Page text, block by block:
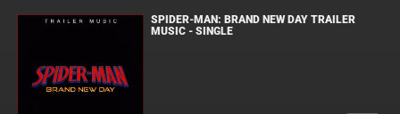
SPIDER-MAN: BRAND NEW DAY TRAILER
MUSIC - SINGLE